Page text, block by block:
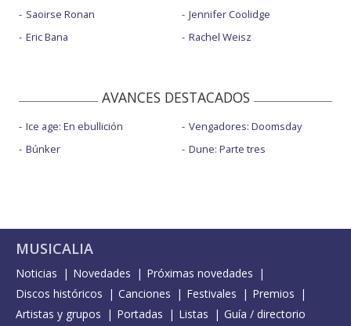
Saoirse Ronan
Eric Bana
Jennifer Coolidge
Rachel Weisz
AVANCES DESTACADOS
Ice age: En ebullición
Búnker
Vengadores: Doomsday
Dune: Parte tres
MUSICALIA
Noticias Novedades
Próximas novedades
Discos históricos
Canciones Festivales
Premios
Artistas y grupos
Portadas Listas Guía / directorio